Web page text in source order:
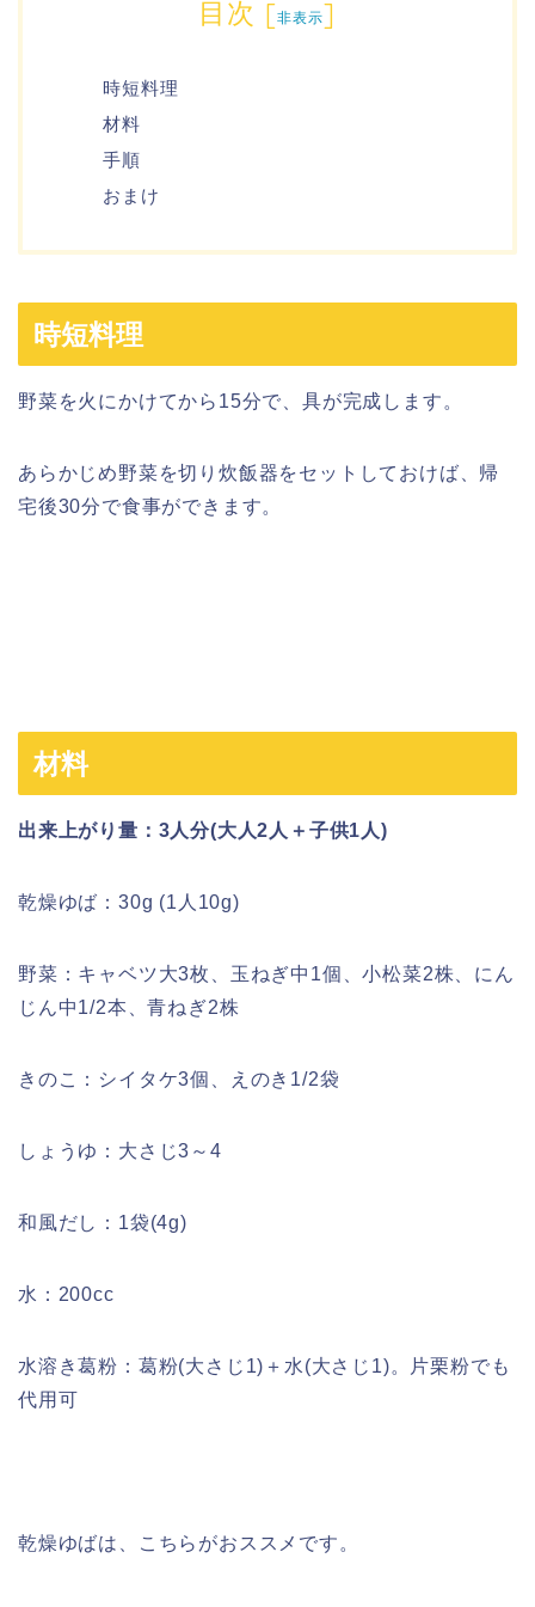
目次 [非表示]
時短料理
材料
手順
おまけ
時短料理
野菜を火にかけてから15分で、具が完成します。
あらかじめ野菜を切り炊飯器をセットしておけば、帰
宅後30分で食事ができます。
材料
出来上がり量：3人分(大人2人＋子供1人)
乾燥ゆば：30g (1人10g)
野菜：キャベツ大3枚、玉ねぎ中1個、小松菜2株、にん
じん中1/2本、青ねぎ2株
きのこ：シイタケ3個、えのき1/2袋
しょうゆ：大さじ3～4
和風だし：1袋(4g)
水：200cc
水溶き葛粉：葛粉(大さじ1)＋水(大さじ1)。片栗粉でも
代用可
乾燥ゆばは、こちらがおススメです。